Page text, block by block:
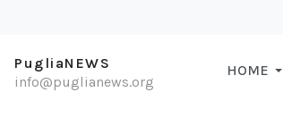
PugliaNEWS
info@puglianews.org
HOME